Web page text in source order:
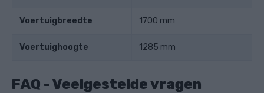
Voertuigbreedte 1700 mm
Voertuighoogte 1285 mm
FAQ - Veelgestelde vragen